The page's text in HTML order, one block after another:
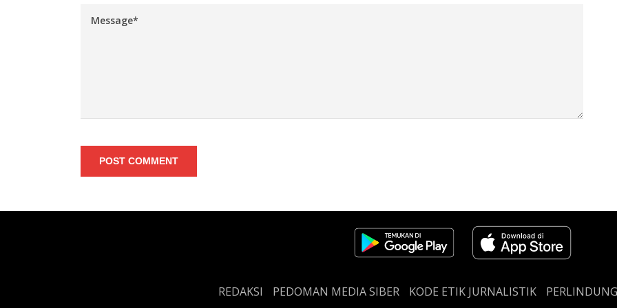
POST COMMENT
REDAKSI PEDOMAN MEDIA SIBER KODE ETIK JURNALISTIK